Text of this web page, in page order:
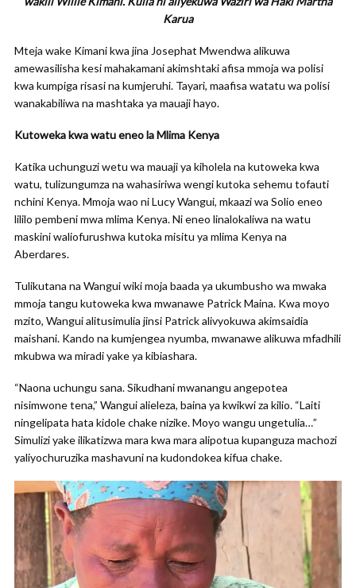
Karua
Mteja wake Kimani kwa jina Josephat Mwendwa alikuwa
amewasilisha kesi mahakamani akimshtaki afisa mmoja wa polisi
kwa kumpiga risasi na kumjeruhi. Tayari, maafisa watatu wa polisi
wanakabiliwa na mashtaka ya mauaji hayo.
Kutoweka kwa watu eneo la Mlima Kenya
Katika uchunguzi wetu wa mauaji ya kiholela na kutoweka kwa
watu, tulizungumza na wahasiriwa wengi kutoka sehemu tofauti
nchini Kenya. Mmoja wao ni Lucy Wangui, mkaazi wa Solio eneo
lililo pembeni mwa mlima Kenya. Ni eneo linalokaliwa na watu
maskini waliofurushwa kutoka misitu ya mlima Kenya na
Aberdares.
Tulikutana na Wangui wiki moja baada ya ukumbusho wa mwaka
mmoja tangu kutoweka kwa mwanawe Patrick Maina. Kwa moyo
mzito, Wangui alitusimulia jinsi Patrick alivyokuwa akimsaidia
maishani. Kando na kumjengea nyumba, mwanawe alikuwa mfadhili
mkubwa wa miradi yake ya kibiashara.
“Naona uchungu sana. Sikudhani mwanangu angepotea
nisimwone tena,” Wangui alieleza, baina ya kwikwi za kilio. “Laiti
ningelipata hata kidole chake nizike. Moyo wangu ungetulia…”
Simulizi yake ilikatizwa mara kwa mara alipotua kupanguza machozi
yaliyochuruzika mashavuni na kudondokea kifua chake.